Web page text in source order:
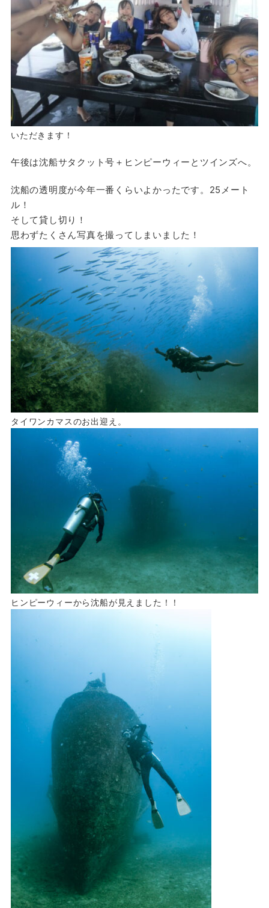
いただきます！
午後は沈船サタクット号＋ヒンピーウィーとツインズへ。
沈船の透明度が今年一番くらいよかったです。25メート
ル！
そして貸し切り！
思わずたくさん写真を撮ってしまいました！
タイワンカマスのお出迎え。
ヒンピーウィーから沈船が見えました！！